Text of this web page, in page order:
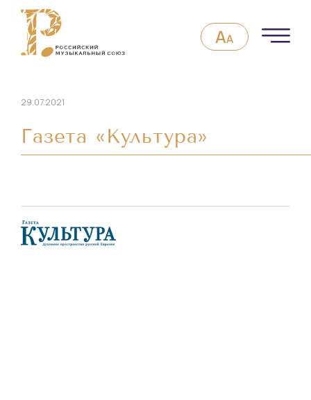
29.07.2021
Газета «Культура»